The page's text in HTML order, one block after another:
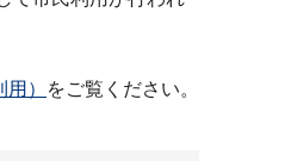
） をご覧ください。